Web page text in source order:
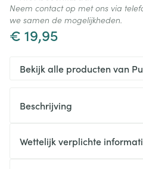
€ 19,95
Neem contact op met ons via
we samen de mogelijkheden.
Bekijk alle producten van
Beschrijving
Wettelijk verplichte